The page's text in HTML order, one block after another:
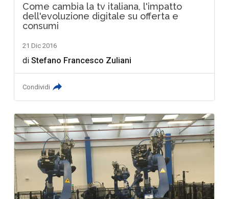
Come cambia la tv italiana, l'impatto
dell'evoluzione digitale su offerta e
consumi
21 Dic 2016
diStefano Francesco Zuliani
Condividi